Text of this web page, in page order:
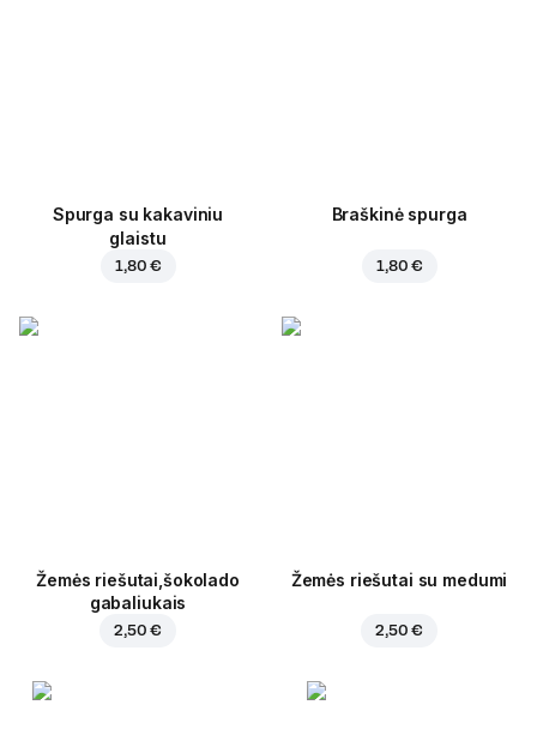
Spurga su kakaviniu
glaistu
1,80 €
Braškinė spurga
1,80 €
Žemės riešutai,šokolado
gabaliukais
2,50 €
Žemės riešutai su medumi
2,50 €